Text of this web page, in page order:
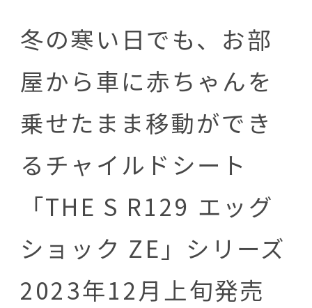
冬の寒い日でも、お部
屋から車に赤ちゃんを
乗せたまま移動ができ
るチャイルドシート
「THE S R129 エッグ
ショック ZE」シリーズ
2023年12月上旬発売